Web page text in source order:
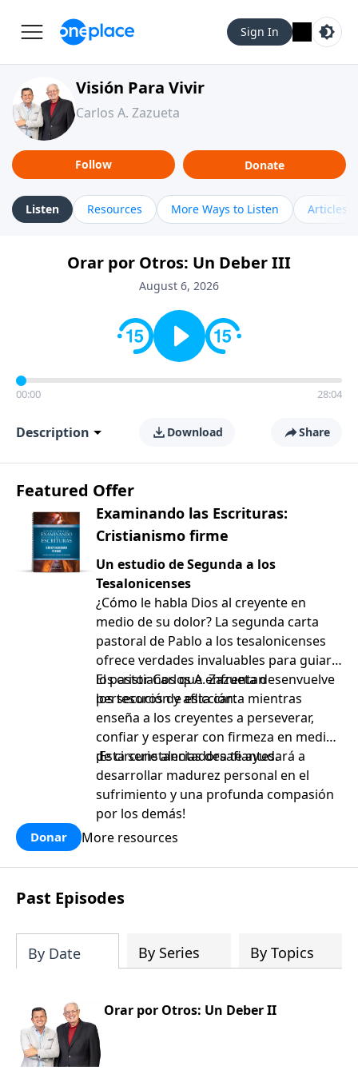
Sign In
Visión Para Vivir
Carlos A. Zazueta
Follow Donate
Listen Resources More Ways to Listen Articles
Orar por Otros: Un Deber III
August 6, 2026
00:00 28:04
Description Download Share
Featured Offer
Examinando las Escrituras:
Cristianismo firme
Un estudio de Segunda a los
Tesalonicenses
¿Cómo le habla Dios al creyente en
medio de su dolor? La segunda carta
pastoral de Pablo a los tesalonicenses
ofrece verdades invaluables para guiar a
los cristianos que enfrentan
persecución y aflicción.
El pastor Carlos A. Zazueta desenvuelve
los tesoros de esta carta mientras
enseña a los creyentes a perseverar,
confiar y esperar con firmeza en medio
de circunstancias desafiantes.
¡Esta serie alentadora te ayudará a
desarrollar madurez personal en el
sufrimiento y una profunda compasión
por los demás!
Donar More resources
Past Episodes
By Date By Series By Topics
Orar por Otros: Un Deber II